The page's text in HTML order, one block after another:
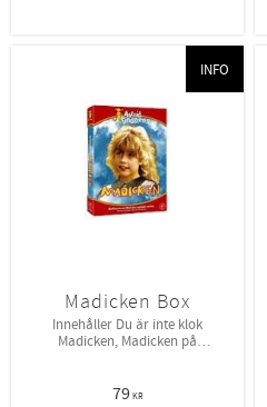
Madicken Box
Innehåller Du är inte klok
Madicken, Madicken på
79KR
INFO